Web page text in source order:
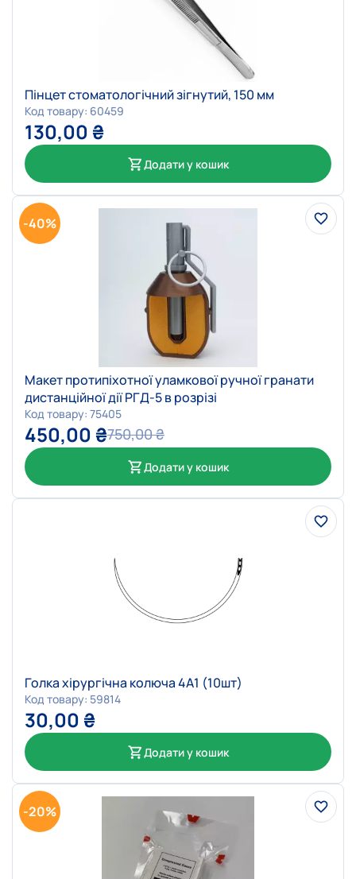
Пінцет стоматологічний зігнутий, 150 мм
Код товару: 60459
130,00 ₴
Додати у кошик
-40%
Макет протипіхотної уламкової ручної гранати
дистанційної дії РГД-5 в розрізі
Код товару: 75405
750,00₴
450,00 ₴
Додати у кошик
Голка хірургічна колюча 4А1 (10шт)
Код товару: 59814
30,00 ₴
Додати у кошик
-20%